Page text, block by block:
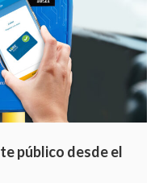
público desde el